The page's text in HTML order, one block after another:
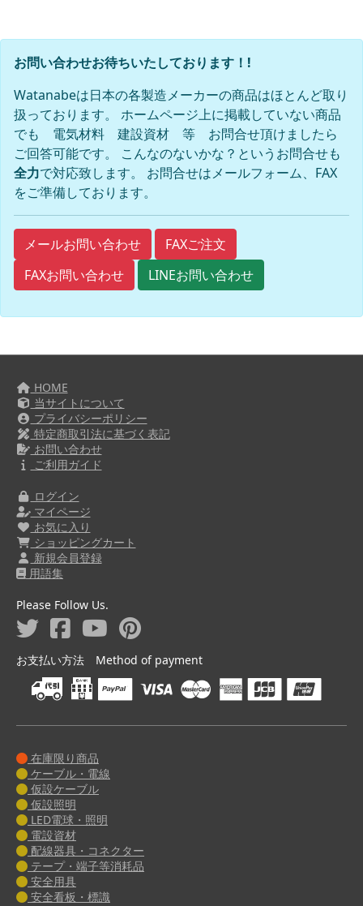
お問い合わせお待ちいたしております！!
Watanabeは日本の各製造メーカーの商品はほとんど取り
扱っております。 ホームページ上に掲載していない商品
でも 電気材料 建設資材 等 お問合せ頂けましたら
ご回答可能です。 こんなのないかな？というお問合せも
全力で対応致します。 お問合せはメールフォーム、FAX
をご準備しております。
メールお問い合わせ
FAXご注文
FAXお問い合わせ
LINEお問い合わせ
HOME
当サイトについて
プライバシーポリシー
特定商取引法に基づく表記
お問い合わせ
ご利用ガイド
ログイン
マイページ
お気に入り
ショッピングカート
新規会員登録
用語集
Please Follow Us.
お支払い方法 Method of payment
在庫限り商品
ケーブル・電線
仮設ケーブル
仮設照明
LED電球・照明
電設資材
配線器具・コネクター
テープ・端子等消耗品
安全用具
安全看板・標識